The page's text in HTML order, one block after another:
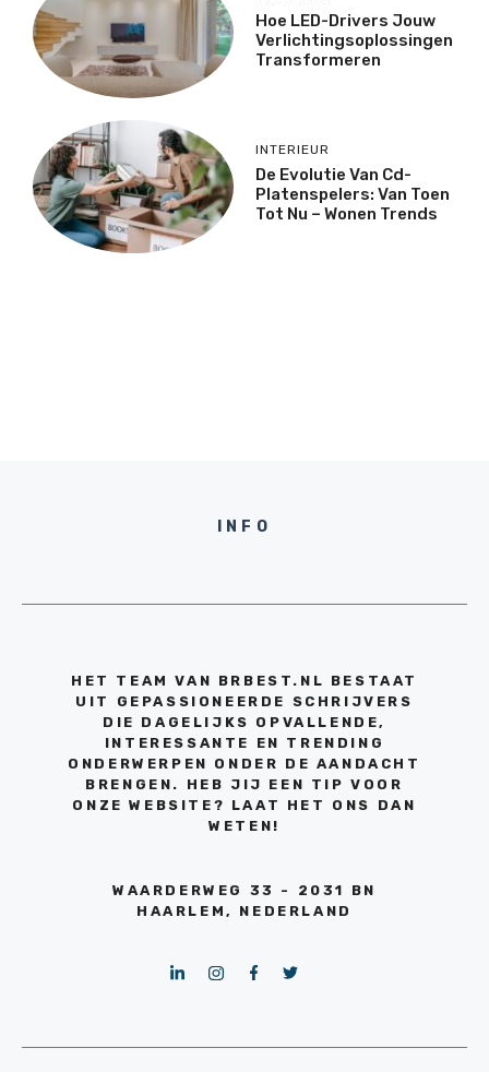
Hoe LED-Drivers Jouw
Verlichtingsoplossingen
Transformeren
INTERIEUR
De Evolutie Van Cd-
Platenspelers: Van Toen
Tot Nu – Wonen Trends
INFO
HET TEAM VAN BRBEST.NL BESTAAT
UIT GEPASSIONEERDE SCHRIJVERS
DIE DAGELIJKS OPVALLENDE,
INTERESSANTE EN TRENDING
ONDERWERPEN ONDER DE AANDACHT
BRENGEN. HEB JIJ EEN TIP VOOR
ONZE WEBSITE? LAAT HET ONS DAN
WETEN!
WAARDERWEG 33 - 2031 BN
HAARLEM, NEDERLAND